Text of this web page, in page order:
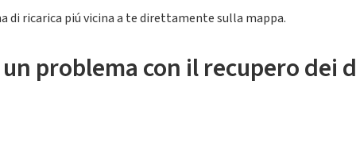
ricarica piú vicina a te direttamente sulla mappa.
problema con il recupero dei